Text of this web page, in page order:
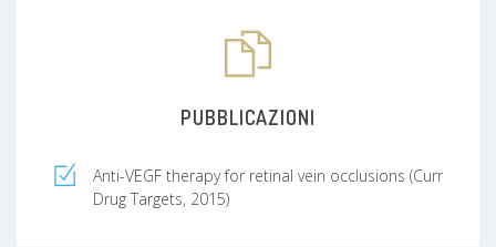
PUBBLICAZIONI
Anti-VEGF therapy for retinal vein occlusions (Curr
Drug Targets, 2015)